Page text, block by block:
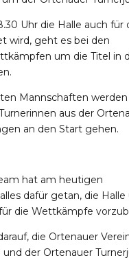
Uhr die Halle auch für
wird, geht es bei den
um die Titel in
Mannschaften werden
aus der
an den Start gehen.
hat am heutigen
dafür getan, die Halle
die Wettkämpfe
die Ortenauer
und der Ortenauer